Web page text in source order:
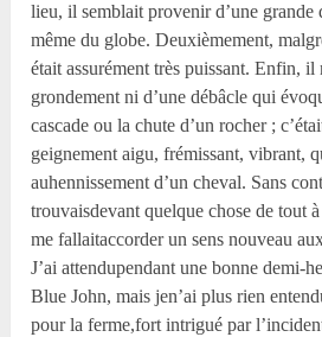
lieu, il semblait provenir d’une
même du globe. Deuxièmement,
était assurément très puissant. Enfin, il
grondement ni d’une débâcle qui
cascade ou la chute d’un rocher ;
geignement aigu, frémissant, vibrant,
auhennissement d’un cheval. Sans
trouvaisdevant quelque chose de tout
me fallaitaccorder un sens nouveau
J’ai attendupendant une bonne demi-
Blue John, mais jen’ai plus rien
pour la ferme,fort intrigué par